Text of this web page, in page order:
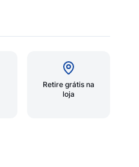
Retire grátis na
loja